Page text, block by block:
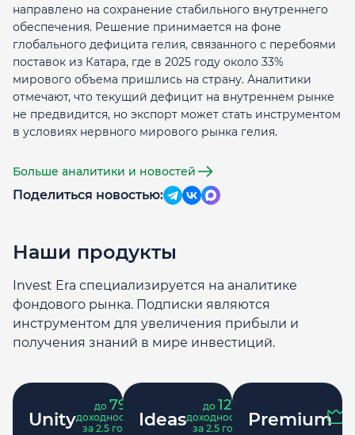
направлено на сохранение стабильного внутреннего
обеспечения. Решение принимается на фоне
глобального дефицита гелия, связанного с перебоями
поставок из Катара, где в 2025 году около 33%
мирового объема пришлись на страну. Аналитики
отмечают, что текущий дефицит на внутреннем рынке
не предвидится, но экспорт может стать инструментом
в условиях нервного мирового рынка гелия.
Больше аналитики и новостей
Поделиться новостью:
Наши продукты
Invest Era специализируется на аналитике
фондового рынка. Подписки являются
инструментом для увеличения прибыли и
получения знаний в мире инвестиций.
Unity
до 79
доходность
за 2.5 года
Ideas
до 121
доходность
за 2.5 года
Premium